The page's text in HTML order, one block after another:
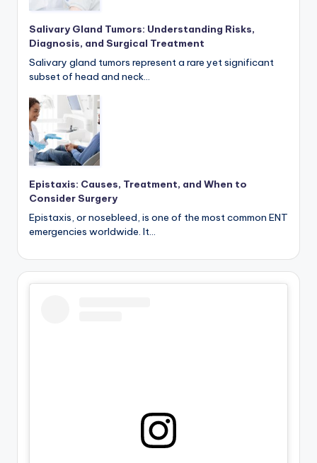
Salivary Gland Tumors: Understanding Risks,
Diagnosis, and Surgical Treatment
Salivary gland tumors represent a rare yet significant
subset of head and neck…
Epistaxis: Causes, Treatment, and When to
Consider Surgery
Epistaxis, or nosebleed, is one of the most common ENT
emergencies worldwide. It…